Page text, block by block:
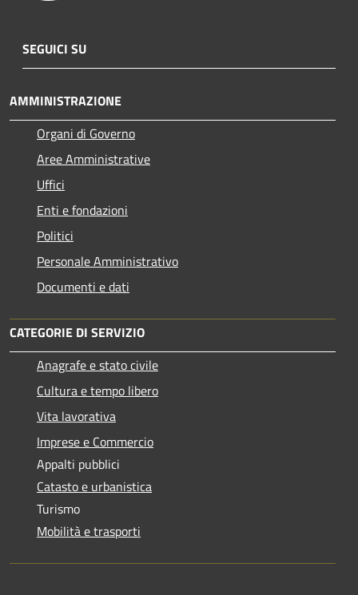
SEGUICI SU
AMMINISTRAZIONE
Organi di Governo
Aree Amministrative
Uffici
Enti e fondazioni
Politici
Personale Amministrativo
Documenti e dati
CATEGORIE DI SERVIZIO
Anagrafe e stato civile
Cultura e tempo libero
Vita lavorativa
Imprese e Commercio
Appalti pubblici
Catasto e urbanistica
Turismo
Mobilità e trasporti